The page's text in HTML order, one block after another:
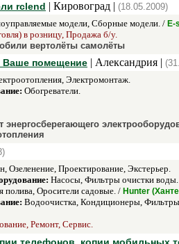
rclend | Кировоград | (18.05.2009)
модели, Сборные модели. / E-
в розницу, Продажа б/у.
вертолёты самолёты
Ваше помещение | Александрия |
Электромонтаж.
Обогреватели.
Озеленение, Проектирование, Экстерьер.
Насосы, Фильтры очистки воды.
полива, Оросители садовые. / Hunter
Водоочистка, Кондиционеры,
Ремонт, Сервис.